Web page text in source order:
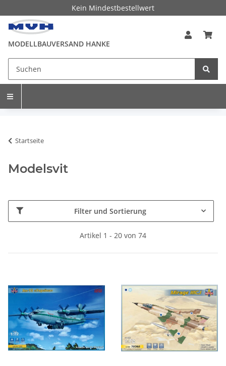
Kein Mindestbestellwert
MODELLBAUVERSAND HANKE
Startseite
Modelsvit
Filter und Sortierung
Artikel 1 - 20 von 74